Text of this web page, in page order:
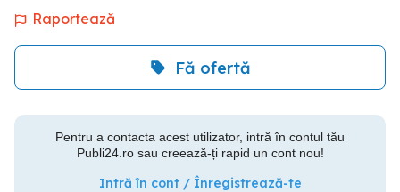
Raportează
Fă ofertă
Pentru a contacta acest utilizator, intră în contul tău
Publi24.ro sau creează-ți rapid un cont nou!
Intră în cont / Înregistrează-te